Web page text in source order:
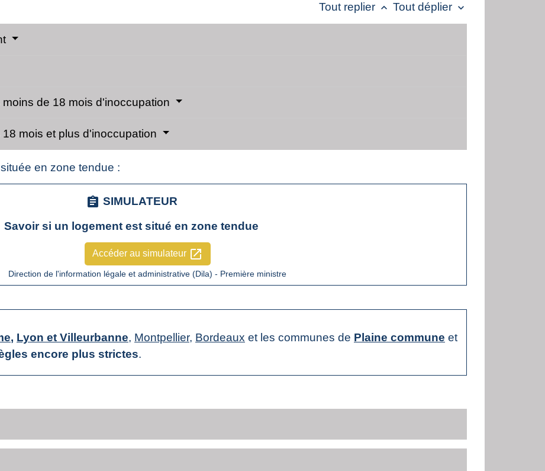
Tout replier keyboard_arrow_up Tout déplier keyboard_arrow_down
de 18 mois d'inoccupation
mois et plus d'inoccupation
en zone tendue :
assignment SIMULATEUR
Savoir si un logement est situé en zone tendue
Accéder au simulateur open_in_new
Direction de l'information légale et administrative (Dila) - Première ministre
, Lyon et Villeurbanne, Montpellier, Bordeaux et les communes de Plaine commune et
encore plus strictes.